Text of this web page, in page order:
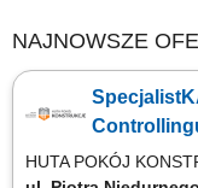
NAJNOWSZE
HUTA POKÓJ